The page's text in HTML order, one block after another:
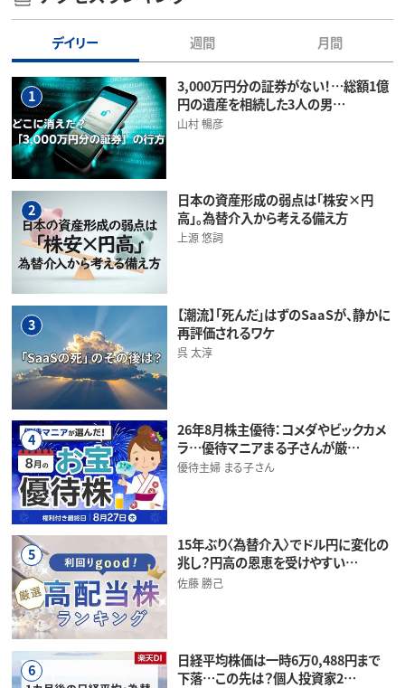
デイリー 週間 月間
1
3,000万円分の証券がない！…総額1億
円の遺産を相続した3人の男…
山村 暢彦
2
日本の資産形成の弱点は「株安×円
高」。為替介入から考える備え方
上源 悠詞
3
【潮流】「死んだ」はずのSaaSが、静かに
再評価されるワケ
呉 太淳
4
26年8月株主優待：コメダやビックカメ
ラ…優待マニアまる子さんが厳…
優待主婦 まる子さん
5
15年ぶり〈為替介入〉でドル円に変化の
兆し？円高の恩恵を受けやすい…
佐藤 勝己
6
日経平均株価は一時6万0,488円まで
下落…この先は？個人投資家2…